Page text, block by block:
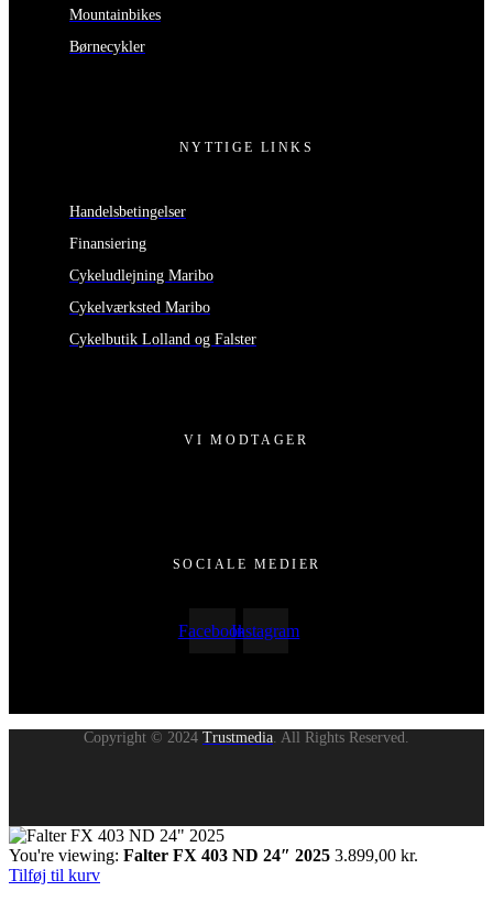
Mountainbikes
Børnecykler
NYTTIGE LINKS
Handelsbetingelser
Finansiering
Cykeludlejning Maribo
Cykelværksted Maribo
Cykelbutik Lolland og Falster
VI MODTAGER
SOCIALE MEDIER
FacebookInstagram
Copyright © 2024 Trustmedia. All Rights Reserved.
You're viewing: Falter FX 403 ND 24″ 2025 3.899,00 kr.
Tilføj til kurv